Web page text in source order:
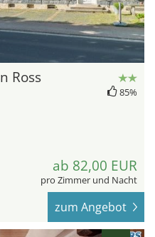
Ross
85%
ab 82,00 EUR
pro Zimmer und Nacht
zum Angebot